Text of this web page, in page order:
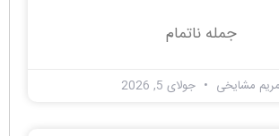
جمله ناتمام
مریم مشایخی جولای 5, 2026